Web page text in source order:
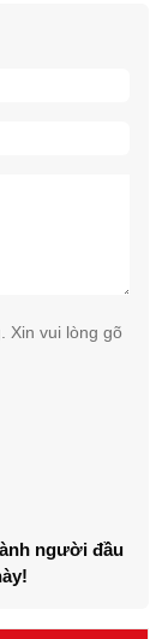
Xin vui lòng gõ
người đầu